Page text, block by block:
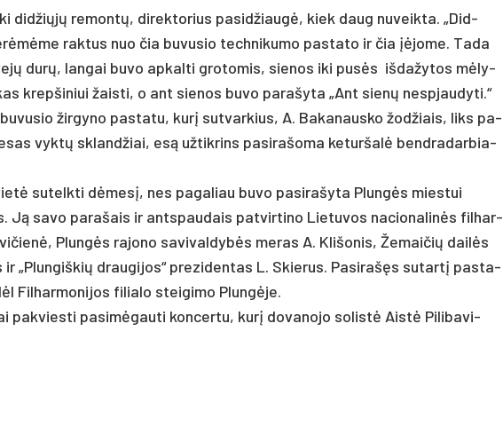
did­žiųjų re­montų, di­rek­to­rius pa­si­džiaugė, kiek daug nu­veik­ta. „Did­
rak­tus nuo čia bu­vu­sio tech­ni­ku­mo pa­sta­to ir čia įėjo­me. Ta­da
durų, lan­gai bu­vo ap­kal­ti gro­to­mis, sie­nos iki pusės iš­da­žy­tos mėly­
krep­ši­niui žais­ti, o ant sie­nos bu­vo pa­ra­šy­ta „Ant sienų ne­spjau­dy­ti.“
žir­gy­no pa­sta­tu, kurį su­tvar­kius, A. Ba­ka­naus­ko žod­žiais, liks pa­
vyktų skland­žiai, esą už­tik­rins pa­si­ra­šo­ma ke­tur­šalė bend­ra­dar­bia­
su­telk­ti dėmesį, nes pa­ga­liau bu­vo pa­si­ra­šy­ta Plungės mies­tui
Ją sa­vo pa­ra­šais ir ant­spau­dais pa­tvir­ti­no Lie­tu­vos na­cio­na­linės fil­har­
Plungės ra­jo­no sa­vi­val­dybės me­ras A. Kli­šo­nis, Že­mai­čių dailės
„Plun­giš­kių drau­gi­jos“ pre­zi­den­tas L. Skie­rus. Pa­si­rašęs su­tartį pa­sta­
Fil­har­mo­ni­jos fi­lia­lo stei­gi­mo Plungė­je.
pa­kvies­ti pa­si­mėgau­ti kon­cer­tu, kurį do­va­no­jo so­listė Aistė Pi­li­ba­vi­